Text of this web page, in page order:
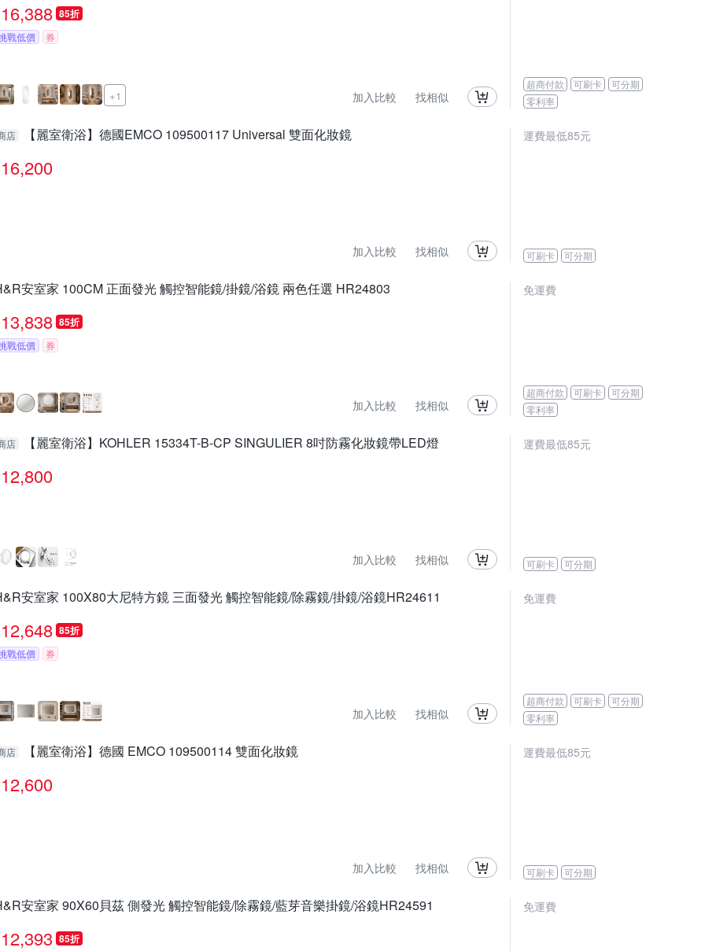
16,388 85折
戰低價 券
+1 加入比較 找相似
超商付款 可刷卡
可分期
零利率
店 【麗室衛浴】德國EMCO 109500117 Universal 雙面化妝鏡
16,200
加入比較 找相似
運費最低85元
可刷卡 可分期
安室家 100CM 正面發光 觸控智能鏡/掛鏡/浴鏡 兩色任選 HR24803
13,838 85折
戰低價 券
加入比較 找相似
免運費
超商付款 可刷卡
可分期
零利率
店 【麗室衛浴】KOHLER 15334T-B-CP SINGULIER 8吋防霧化妝鏡帶LED燈
12,800
加入比較 找相似
運費最低85元
可刷卡 可分期
安室家 100X80大尼特方鏡 三面發光 觸控智能鏡/除霧鏡/掛鏡/浴鏡HR24611
12,648 85折
戰低價 券
加入比較 找相似
免運費
超商付款 可刷卡
可分期
零利率
店 【麗室衛浴】德國 EMCO 109500114 雙面化妝鏡
12,600
加入比較 找相似
運費最低85元
可刷卡 可分期
安室家 90X60貝茲 側發光 觸控智能鏡/除霧鏡/藍芽音樂掛鏡/浴鏡HR24591
12,393 85折
免運費